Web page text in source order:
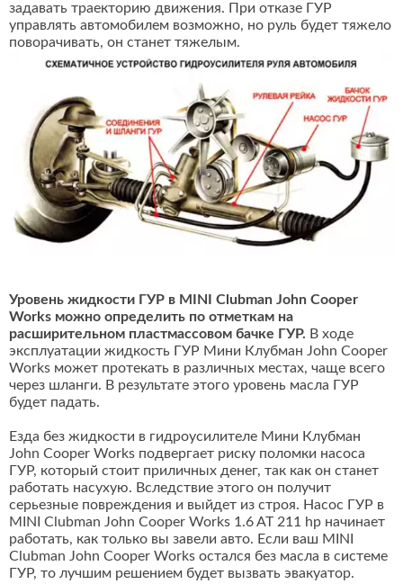
задавать траекторию движения. При отказе ГУР
управлять автомобилем возможно, но руль будет тяжело
поворачивать, он станет тяжелым.
Уровень жидкости ГУР в MINI Clubman John Cooper
Works можно определить по отметкам на
расширительном пластмассовом бачке ГУР. В ходе
эксплуатации жидкость ГУР Мини Клубман John Cooper
Works может протекать в различных местах, чаще всего
через шланги. В результате этого уровень масла ГУР
будет падать.
Езда без жидкости в гидроусилителе Мини Клубман
John Cooper Works подвергает риску поломки насоса
ГУР, который стоит приличных денег, так как он станет
работать насухую. Вследствие этого он получит
серьезные повреждения и выйдет из строя. Насос ГУР в
MINI Clubman John Cooper Works 1.6 AT 211 hp начинает
работать, как только вы завели авто. Если ваш MINI
Clubman John Cooper Works остался без масла в системе
ГУР, то лучшим решением будет вызвать эвакуатор.